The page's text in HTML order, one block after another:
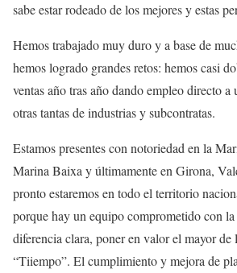
sabe estar rodeado de los mejores y estas
Hemos trabajado muy duro y a base de
hemos logrado grandes retos: hemos casi
ventas año tras año dando empleo directo a
otras tantas de industrias y subcontratas.
Estamos presentes con notoriedad en la
Marina Baixa y últimamente en Girona,
pronto estaremos en todo el territorio
porque hay un equipo comprometido con
diferencia clara, poner en valor el mayor de
“Tiiempo”. El cumplimiento y mejora de